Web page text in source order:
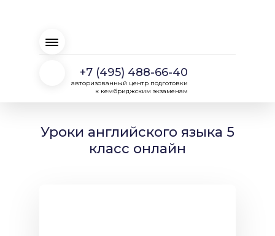
+7 (495) 488-66-40
авторизованный центр подготовки
к кембриджским экзаменам
Уроки английского языка 5
класс онлайн